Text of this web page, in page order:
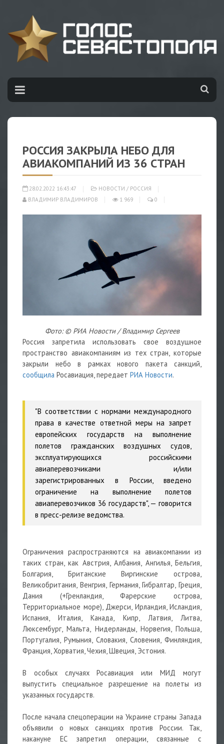
РОССИЯ ЗАКРЫЛА НЕБО ДЛЯ
АВИАКОМПАНИЙ ИЗ 36 СТРАН
28.02.2022 16:43:47 НОВОСТИ / РОССИЯ
ВЛАДИМИР ВЛАДИМИРОВ
1 969 0
Фото: © РИА Новости / Владимир Сергеев
Россия запретила использовать свое воздушное
пространство авиакомпаниям из тех стран, которые
закрыли небо в рамках нового пакета санкций,
сообщила Росавиация, передает РИА Новости.
"В соответствии с нормами международного
права в качестве ответной меры на запрет
европейских государств на выполнение
полетов гражданских воздушных судов,
эксплуатирующихся российскими
авиаперевозчиками и/или
зарегистрированных в России, введено
ограничение на выполнение полетов
авиаперевозчиков 36 государств", — говорится
в пресс-релизе ведомства.
Ограничения распространяются на авиакомпании из
таких стран, как Австрия, Албания, Ангилья, Бельгия,
Болгария, Британские Виргинские острова,
Великобритания, Венгрия, Германия, Гибралтар, Греция,
Дания (+Гренландия, Фарерские острова,
Территориальное море), Джерси, Ирландия, Исландия,
Испания, Италия, Канада, Кипр, Латвия, Литва,
Люксембург, Мальта, Нидерланды, Норвегия, Польша,
Португалия, Румыния, Словакия, Словения, Финляндия,
Франция, Хорватия, Чехия, Швеция, Эстония.
В особых случаях Росавиация или МИД могут
выпустить специальное разрешение на полеты из
указанных государств.
После начала спецоперации на Украине страны Запада
объявили о новых санкциях против России. Так,
накануне ЕС запретил операции, связанные с